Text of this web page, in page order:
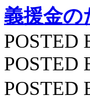
義援金の
POSTED
POSTED
POSTED